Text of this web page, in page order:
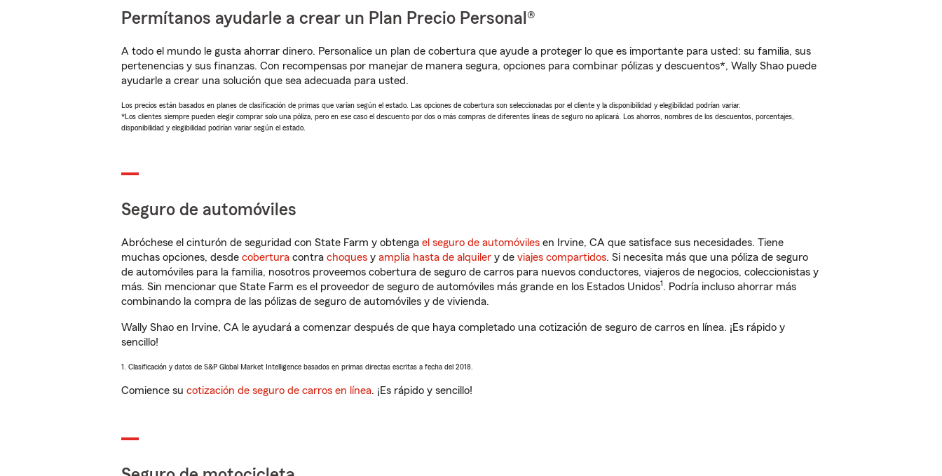
Permítanos ayudarle a crear un Plan Precio Personal®
A todo el mundo le gusta ahorrar dinero. Personalice un plan de cobertura que ayude a proteger lo que es importante para usted: su familia, sus
pertenencias y sus finanzas. Con recompensas por manejar de manera segura, opciones para combinar pólizas y descuentos*, Wally Shao puede
ayudarle a crear una solución que sea adecuada para usted.
Los precios están basados en planes de clasificación de primas que varían según el estado. Las opciones de cobertura son seleccionadas por el cliente y la disponibilidad y elegibilidad podrían variar.
*Los clientes siempre pueden elegir comprar solo una póliza, pero en ese caso el descuento por dos o más compras de diferentes líneas de seguro no aplicará. Los ahorros, nombres de los descuentos, porcentajes,
disponibilidad y elegibilidad podrían variar según el estado.
Seguro de automóviles
Abróchese el cinturón de seguridad con State Farm y obtenga el seguro de automóviles en Irvine, CA que satisface sus necesidades. Tiene
muchas opciones, desde cobertura contra choques y amplia hasta de alquiler y de viajes compartidos. Si necesita más que una póliza de seguro
de automóviles para la familia, nosotros proveemos cobertura de seguro de carros para nuevos conductores, viajeros de negocios, coleccionistas y
más. Sin mencionar que State Farm es el proveedor de seguro de automóviles más grande en los Estados Unidos1. Podría incluso ahorrar más
combinando la compra de las pólizas de seguro de automóviles y de vivienda.
Wally Shao en Irvine, CA le ayudará a comenzar después de que haya completado una cotización de seguro de carros en línea. ¡Es rápido y
sencillo!
1. Clasificación y datos de S&P Global Market Intelligence basados en primas directas escritas a fecha del 2018.
Comience su cotización de seguro de carros en línea. ¡Es rápido y sencillo!